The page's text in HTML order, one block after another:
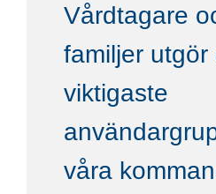
Vårdtagare
familjer utgör
viktigaste
våra